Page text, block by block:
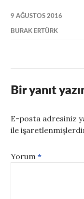
9 AĞUSTOS 2016
BURAK ERTÜRK
Bir yanıt
E-posta adresiniz
ile
Yorum*